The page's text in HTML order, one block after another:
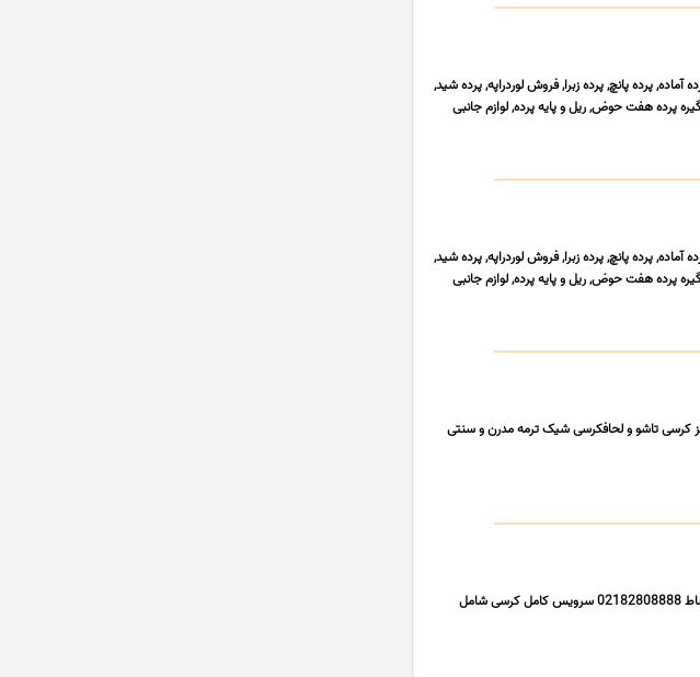
اجرای پرده آماده, پرده پانچ, پرده زبرا, فروش لوردراپه, پرده شید,
گیره پرده هفت حوض, ریل و پایه پرده, لوازم جانبی
اجرای پرده آماده, پرده پانچ, پرده زبرا, فروش لوردراپه, پرده شید,
گیره پرده هفت حوض, ریل و پایه پرده, لوازم جانبی
کرسی تاشو و لحافکرسی شیک ترمه مدرن و سنتی
کرسی برقی اکبند ناسیونال ژاپنی خرید و فروش ارسال فوری سراسر ایران نقد و اقساط 02182808888 سرویس کامل کرسی شامل